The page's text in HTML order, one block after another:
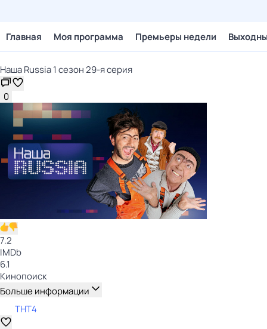
Главная Моя программа Премьеры недели
Наша Russia 1 сезон 29-я серия
0
7.2
IMDb
6.1
Кинопоиск
Больше информации
ТНТ4